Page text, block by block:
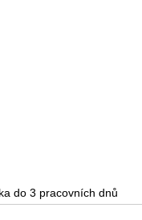
do 3 pracovních dnů